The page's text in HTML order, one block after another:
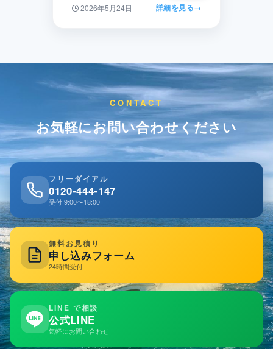
2026年5月24日 詳細を見る→
CONTACT
お気軽にお問い合わせください
フリーダイアル
0120-444-147
受付 9:00〜18:00
無料お見積り
申し込みフォーム
24時間受付
LINE で相談
公式LINE
気軽にお問い合わせ